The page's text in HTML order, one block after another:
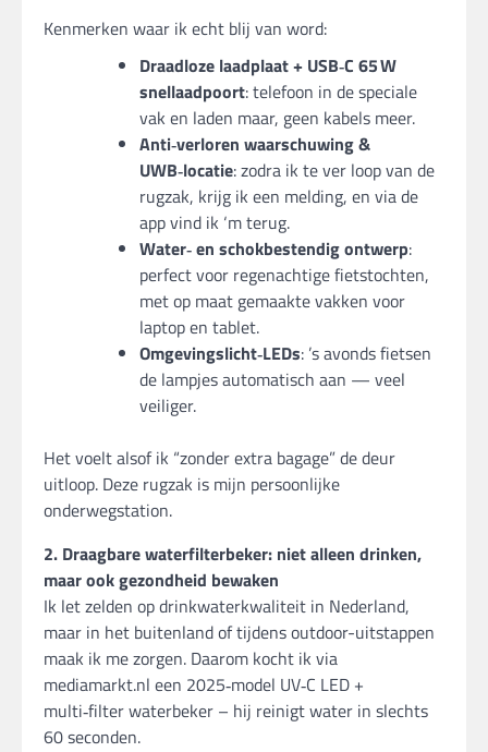
Kenmerken waar ik echt blij van word:
Draadloze laadplaat + USB‑C 65W
snellaadpoort: telefoon in de speciale
vak en laden maar, geen kabels meer.
Anti‑verloren waarschuwing &
UWB‑locatie: zodra ik te ver loop van de
rugzak, krijg ik een melding, en via de
app vind ik ‘m terug.
Water‑ en schokbestendig ontwerp:
perfect voor regenachtige fietstochten,
met op maat gemaakte vakken voor
laptop en tablet.
Omgevingslicht‑LEDs: ’s avonds fietsen
de lampjes automatisch aan — veel
veiliger.
Het voelt alsof ik “zonder extra bagage” de deur
uitloop. Deze rugzak is mijn persoonlijke
onderwegstation.
2. Draagbare waterfilterbeker: niet alleen drinken,
maar ook gezondheid bewaken
Ik let zelden op drinkwaterkwaliteit in Nederland,
maar in het buitenland of tijdens outdoor-uitstappen
maak ik me zorgen. Daarom kocht ik via
mediamarkt.nl een 2025‑model UV‑C LED +
multi‑filter waterbeker – hij reinigt water in slechts
60 seconden.